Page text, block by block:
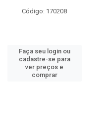
Código: 170208
Faça seu login ou
cadastre-se para
ver preços e
comprar